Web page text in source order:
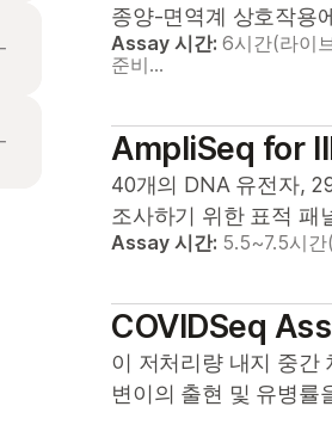
종양-면역계 상호작용
Assay 시간: 6시간(라이
준비…
AmpliSeq for
40개의 DNA 유전자,
조사하기 위한 표적 패
Assay 시간: 5.5~7.5시
COVIDSeq
이 저처리량 내지 중간
변이의 출현 및 유병률